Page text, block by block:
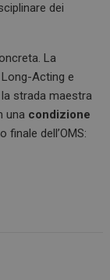
dei
La
Acting e
strada maestra
una condizione
finale dell’OMS: